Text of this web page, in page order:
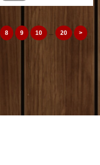
8 9 10 ... 20 >